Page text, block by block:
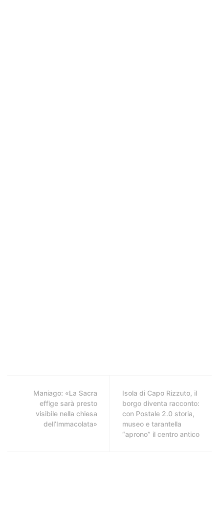
Maniago: «La Sacra
effige sarà presto
visibile nella chiesa
dell’Immacolata»
Isola di Capo Rizzuto, il
borgo diventa racconto:
con Postale 2.0 storia,
museo e tarantella
“aprono” il centro antico